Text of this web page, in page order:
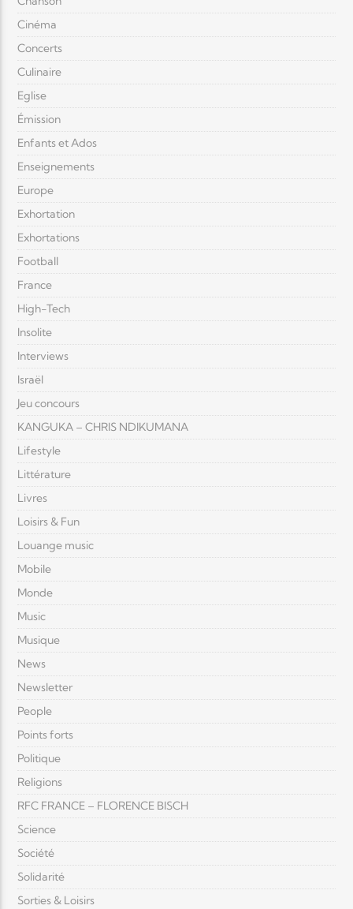
Cinéma
Concerts
Culinaire
Eglise
Émission
Enfants et Ados
Enseignements
Europe
Exhortation
Exhortations
Football
France
High-Tech
Insolite
Interviews
Israël
Jeu concours
KANGUKA – CHRIS NDIKUMANA
Lifestyle
Littérature
Livres
Loisirs & Fun
Louange music
Mobile
Monde
Music
Musique
News
Newsletter
People
Points forts
Politique
Religions
RFC FRANCE – FLORENCE BISCH
Science
Société
Solidarité
Sorties & Loisirs